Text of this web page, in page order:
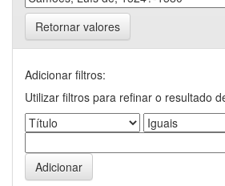
Retornar valores
Adicionar filtros:
Utilizar filtros para refinar o resultado